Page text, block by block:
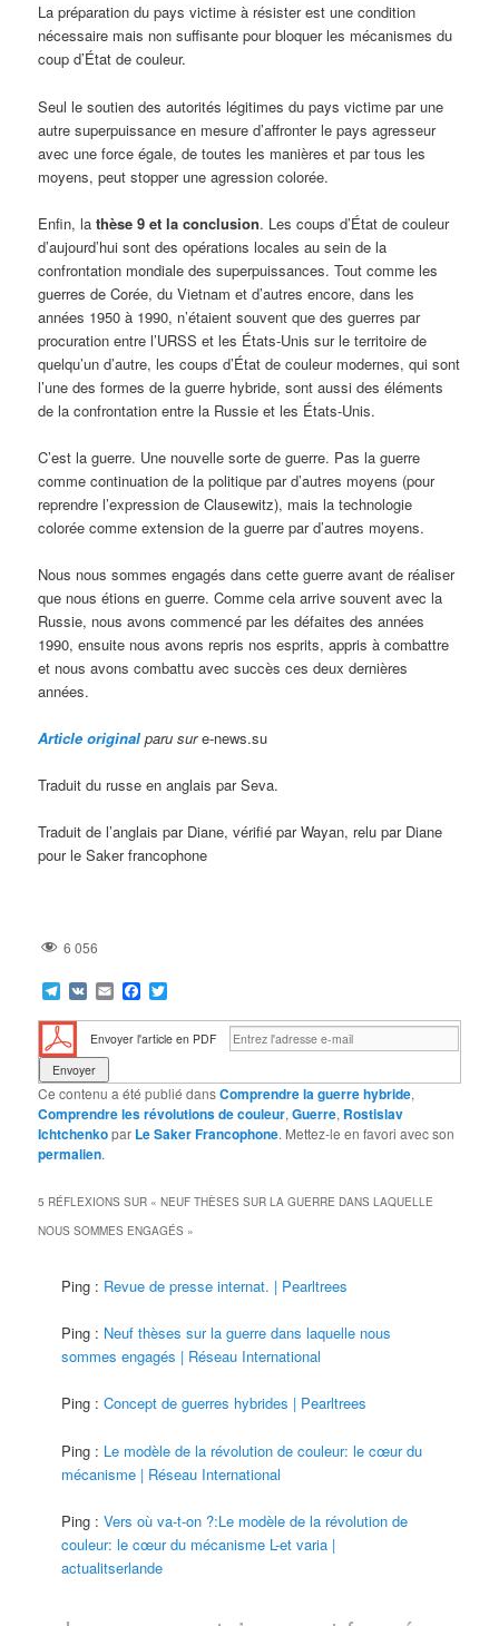
La préparation du pays victime à résister est une condition
nécessaire mais non suffisante pour bloquer les mécanismes du
coup d’État de couleur.
Seul le soutien des autorités légitimes du pays victime par une
autre superpuissance en mesure d’affronter le pays agresseur
avec une force égale, de toutes les manières et par tous les
moyens, peut stopper une agression colorée.
Enfin, lathèse 9 et la conclusion. Les coups d’État de couleur
d’aujourd’hui sont des opérations locales au sein de la
confrontation mondiale des superpuissances. Tout comme les
guerres de Corée, du Vietnam et d’autres encore, dans les
années 1950 à 1990, n’étaient souvent que des guerres par
procuration entre l’URSS et les États-Unis sur le territoire de
quelqu’un d’autre, les coups d’État de couleur modernes, qui sont
l’une des formes de la guerre hybride, sont aussi des éléments
de la confrontation entre la Russie et les États-Unis.
C’est la guerre. Une nouvelle sorte de guerre. Pas la guerre
comme continuation de la politique par d’autres moyens (pour
reprendre l’expression de Clausewitz), mais la technologie
colorée comme extension de la guerre par d’autres moyens.
Nous nous sommes engagés dans cette guerre avant de réaliser
que nous étions en guerre. Comme cela arrive souvent avec la
Russie, nous avons commencé par les défaites des années
1990, ensuite nous avons repris nos esprits, appris à combattre
et nous avons combattu avec succès ces deux dernières
années.
Article original paru sure-news.su
Traduit du russe en anglais par Seva.
Traduit de l’anglais par Diane, vérifié par Wayan, relu par Diane
pour le Saker francophone
6 056
Telegram
VK EmailFacebook
Envoyer l'article en PDF
Ce contenu a été publié dansComprendre la guerre hybride,
Comprendre les révolutions de couleur,Guerre, Rostislav
Ichtchenkopar Le Saker Francophone. Mettez-le en favori avec son
permalien.
5 RÉFLEXIONS SUR «NEUF THÈSES SUR LA GUERRE DANS LAQUELLE
NOUS SOMMES ENGAGÉS »
Ping : Revue de presse internat. | Pearltrees
Ping : Neuf thèses sur la guerre dans laquelle nous
sommes engagés | Réseau International
Ping :Concept de guerres hybrides | Pearltrees
Ping : Le modèle de la révolution de couleur: le cœur du
mécanisme | Réseau International
Ping :Vers où va-t-on ?:Le modèle de la révolution de
couleur: le cœur du mécanisme L-et varia |
actualitserlande